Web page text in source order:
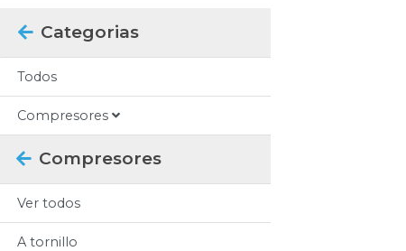
Categorias
Todos
Compresores
Compresores
Ver todos
A tornillo